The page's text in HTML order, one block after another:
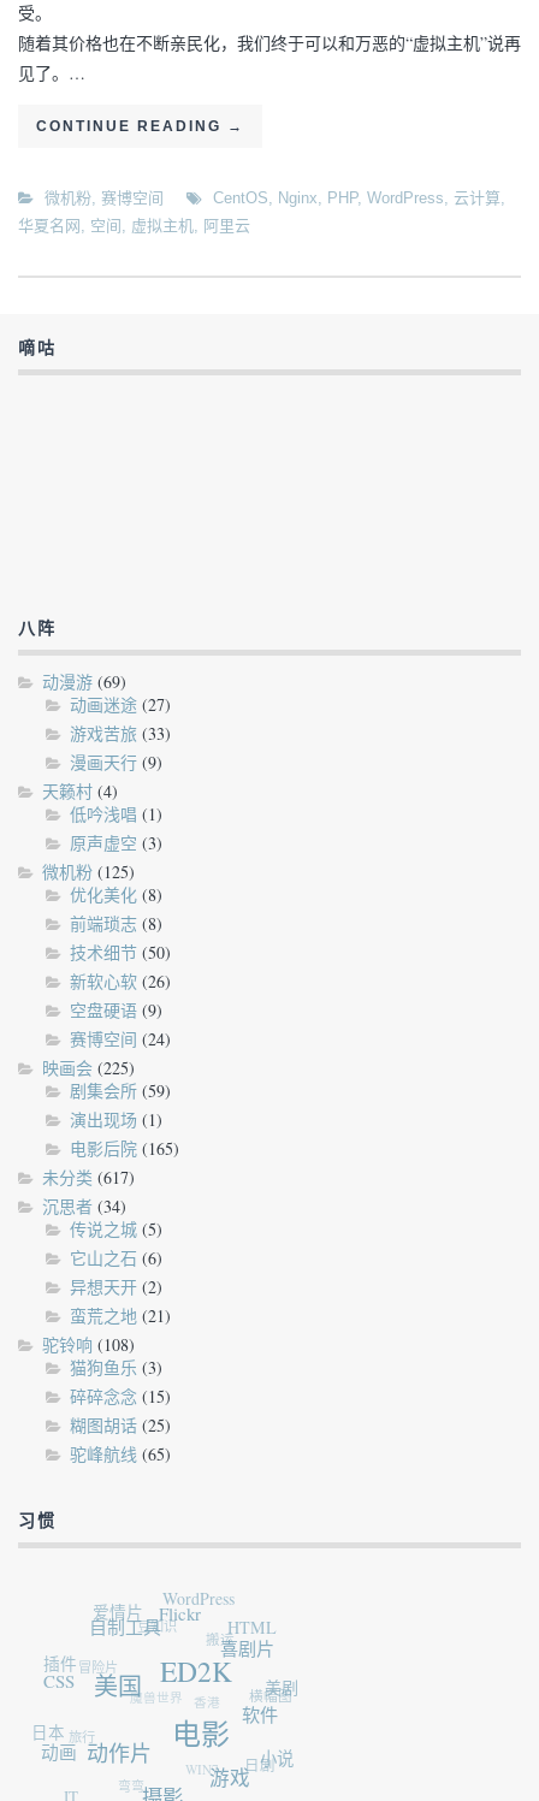
受。
随着其价格也在不断亲民化，我们终于可以和万恶的“虚拟主机”说再
见了。…
CONTINUE READING →
微机粉, 赛博空间 CentOS, Nginx, PHP, WordPress, 云计算,
华夏名网 , 空间 , 虚拟主机, 阿里云
嘀咕
八阵
动漫游 (69)
动画迷途 (27)
游戏苦旅 (33)
漫画天行 (9)
天籁村 (4)
低吟浅唱 (1)
原声虚空 (3)
微机粉 (125)
优化美化 (8)
前端琐志 (8)
技术细节 (50)
新软心软 (26)
空盘硬语 (9)
赛博空间 (24)
映画会 (225)
剧集会所 (59)
演出现场 (1)
电影后院 (165)
未分类 (617)
沉思者 (34)
传说之城 (5)
它山之石 (6)
异想天开 (2)
蛮荒之地 (21)
驼铃响 (108)
猫狗鱼乐 (3)
碎碎念念 (15)
糊图胡话 (25)
驼峰航线 (65)
习惯
电影
ED2K
美国
动作片
游戏
软件
喜剧片
Flickr
自制工具
CSS
动画
小说
美剧
HTML
WordPress
爱情片
插件
日本
IT
日剧
横幅图
搬运
豆知识
冒险片
旅行
弯弯
WIN7
香港
魔兽世界